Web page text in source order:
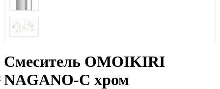
Смеситель OMOIKIRI
NAGANO-C хром